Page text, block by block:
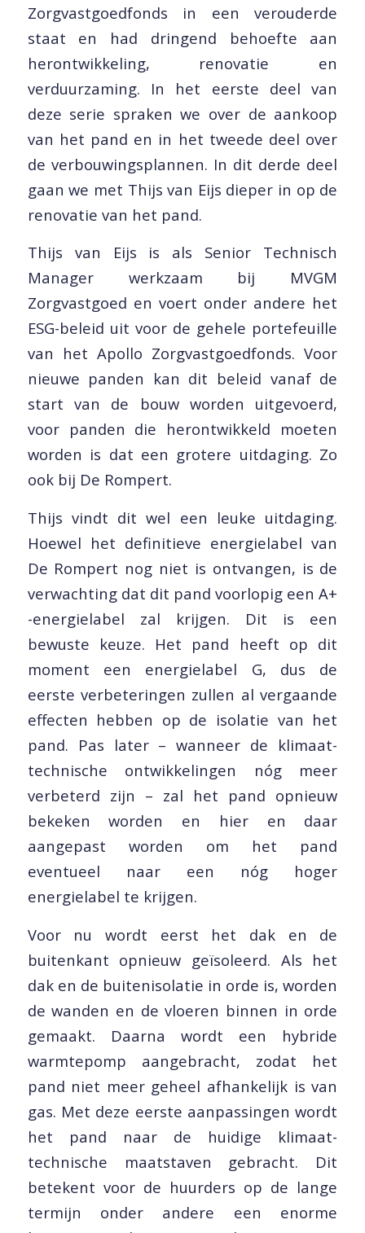
Zorgvastgoedfonds in een verouderde
staat en had dringend behoefte aan
herontwikkeling, renovatie en
verduurzaming. In het eerste deel van
deze serie spraken we over de aankoop
van het pand en in het tweede deel over
de verbouwingsplannen. In dit derde deel
gaan we met Thijs van Eijs dieper in op de
renovatie van het pand.
Thijs van Eijs is als Senior Technisch
Manager werkzaam bij MVGM
Zorgvastgoed en voert onder andere het
ESG-beleid uit voor de gehele portefeuille
van het Apollo Zorgvastgoedfonds. Voor
nieuwe panden kan dit beleid vanaf de
start van de bouw worden uitgevoerd,
voor panden die herontwikkeld moeten
worden is dat een grotere uitdaging. Zo
ook bij De Rompert.
Thijs vindt dit wel een leuke uitdaging.
Hoewel het definitieve energielabel van
De Rompert nog niet is ontvangen, is de
verwachting dat dit pand voorlopig een A+
-energielabel zal krijgen. Dit is een
bewuste keuze. Het pand heeft op dit
moment een energielabel G, dus de
eerste verbeteringen zullen al vergaande
effecten hebben op de isolatie van het
pand. Pas later – wanneer de klimaat-
technische ontwikkelingen nóg meer
verbeterd zijn – zal het pand opnieuw
bekeken worden en hier en daar
aangepast worden om het pand
eventueel naar een nóg hoger
energielabel te krijgen.
Voor nu wordt eerst het dak en de
buitenkant opnieuw geïsoleerd. Als het
dak en de buitenisolatie in orde is, worden
de wanden en de vloeren binnen in orde
gemaakt. Daarna wordt een hybride
warmtepomp aangebracht, zodat het
pand niet meer geheel afhankelijk is van
gas. Met deze eerste aanpassingen wordt
het pand naar de huidige klimaat-
technische maatstaven gebracht. Dit
betekent voor de huurders op de lange
termijn onder andere een enorme